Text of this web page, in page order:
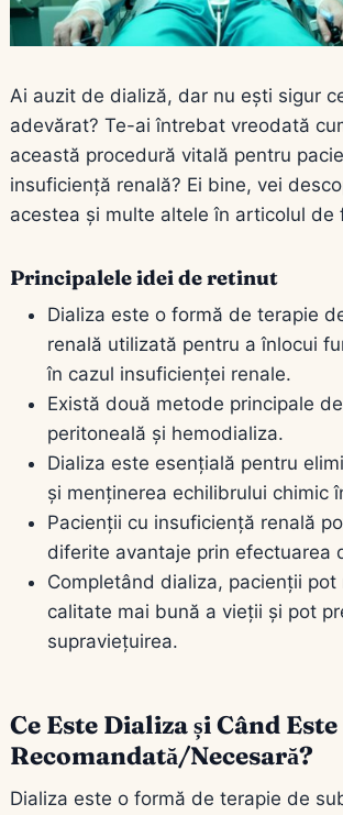
Ai auzit de dializă, dar nu ești sigur
adevărat? Te-ai întrebat vreodată
această procedură vitală pentru
insuficiență renală? Ei bine, vei
acestea și multe altele în articolul de
Principalele idei de retinut
Dializa este o formă de terapie
renală utilizată pentru a înlocui
în cazul insuficienței renale.
Există două metode principale
peritoneală și hemodializa.
Dializa este esențială pentru
și menținerea echilibrului chimic
Pacienții cu insuficiență renală
diferite avantaje prin efectuarea
Completând dializa, pacienții pot
calitate mai bună a vieții și pot
supraviețuirea.
Ce Este Dializa și Când Este
Recomandată/Necesară?
Dializa este o formă de terapie de